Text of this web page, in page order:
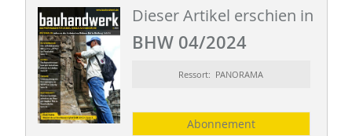
Dieser Artikel erschien in
BHW 04/2024
Ressort: PANORAMA
Abonnement